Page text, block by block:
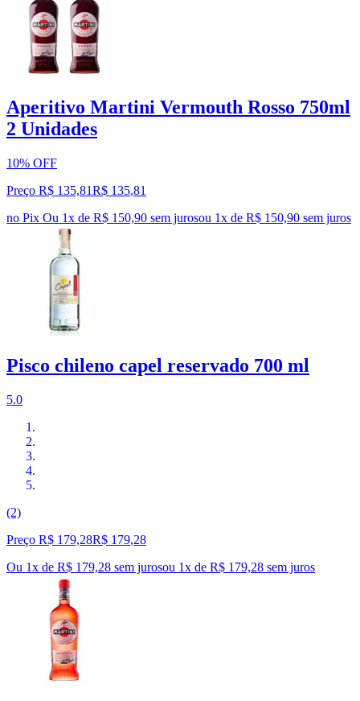
Aperitivo Martini Vermouth Rosso 750ml
2 Unidades
10% OFF
Preço R$ 135,81R$ 135,81
no Pix Ou 1x de R$ 150,90 sem jurosou 1x de R$ 150,90 sem juros
Pisco chileno capel reservado 700 ml
5.0
(2)
Preço R$ 179,28R$ 179,28
Ou 1x de R$ 179,28 sem jurosou 1x de R$ 179,28 sem juros